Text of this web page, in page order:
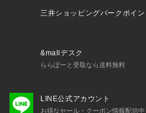
三井ショッピングパークポイン
&mallデスク
ららぽーと受取なら送料無料
LINE公式アカウント
お得なセール・クーポン情報配信中